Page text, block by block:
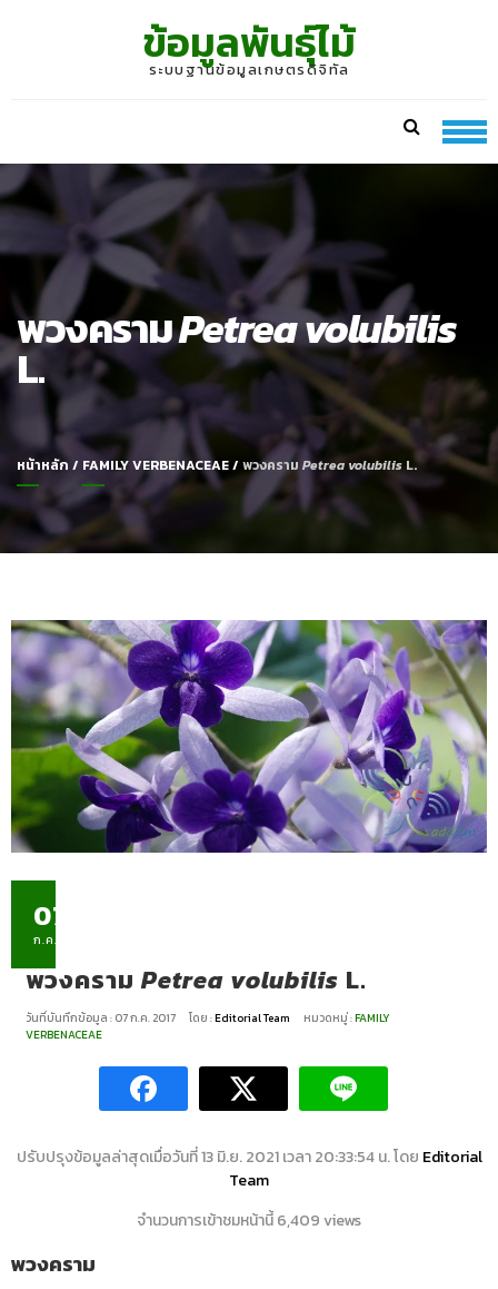
ข้อมูลพันธุ์ไม้
ระบบฐานข้อมูลเกษตรดิจิทัล
พวงครามPetrea volubilis
L.
หน้าหลัก / FAMILY VERBENACEAE/ พวงคราม Petrea volubilis L.
07
ก.ค.
พวงครามPetrea volubilis L.
วันที่บันทึกข้อมูล : 07 ก.ค. 2017 โดย :Editorial Team หมวดหมู่ :FAMILY
VERBENACEAE
ปรับปรุงข้อมูลล่าสุดเมื่อวันที่ 13 มิ.ย. 2021 เวลา 20:33:54 น. โดย Editorial
Team
จำนวนการเข้าชมหน้านี้ 6,409 views
พวงคราม